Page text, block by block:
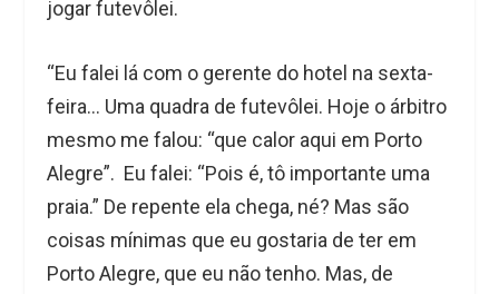
jogar futevôlei.
“Eu falei lá com o gerente do hotel na sexta-
feira… Uma quadra de futevôlei. Hoje o árbitro
mesmo me falou: “que calor aqui em Porto
Alegre”. Eu falei: “Pois é, tô importante uma
praia.” De repente ela chega, né? Mas são
coisas mínimas que eu gostaria de ter em
Porto Alegre, que eu não tenho. Mas, de